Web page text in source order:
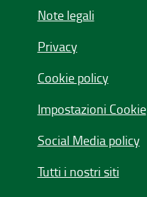
Note legali
Privacy
Cookie policy
Impostazioni Cookie
Social Media policy
Tutti i nostri siti